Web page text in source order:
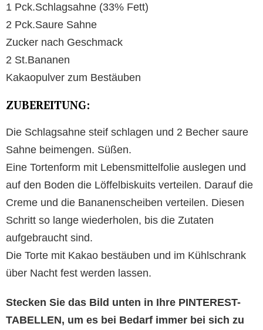
1 Pck.Schlagsahne (33% Fett)
2 Pck.Saure Sahne
Zucker nach Geschmack
2 St.Bananen
Kakaopulver zum Bestäuben
ZUBEREITUNG:
Die Schlagsahne steif schlagen und 2 Becher saure
Sahne beimengen. Süßen.
Eine Tortenform mit Lebensmittelfolie auslegen und
auf den Boden die Löffelbiskuits verteilen. Darauf die
Creme und die Bananenscheiben verteilen. Diesen
Schritt so lange wiederholen, bis die Zutaten
aufgebraucht sind.
Die Torte mit Kakao bestäuben und im Kühlschrank
über Nacht fest werden lassen.
Stecken Sie das Bild unten in Ihre PINTEREST-
TABELLEN, um es bei Bedarf immer bei sich zu